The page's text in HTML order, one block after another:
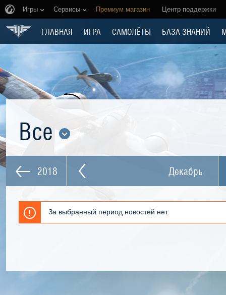
Игры Сервисы Премиум магазин Центр поддержки
ГЛАВНАЯ ИГРА САМОЛЁТЫ БАЗА ЗНАНИЙ
Все
2018 Декабрь
За выбранный период новостей нет.